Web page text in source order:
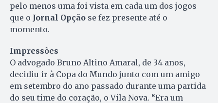
pelo menos uma foi vista em cada um dos jogos
que o Jornal Opção se fez presente até o
momento.
Impressões
O advogado Bruno Altino Amaral, de 34 anos,
decidiu ir à Copa do Mundo junto com um amigo
em setembro do ano passado durante uma partida
do seu time do coração, o Vila Nova. “Era um